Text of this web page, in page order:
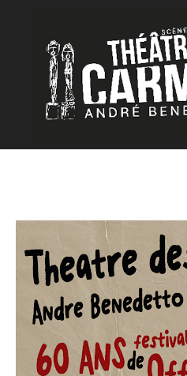
SAISON 25/26
LE LIEU
BILLETTERIE
HISTOIRE